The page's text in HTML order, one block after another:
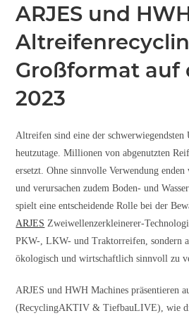
ARJES und
Großformat auf
2023
Altreifen sind eine der schwerwiegendsten
heutzutage. Millionen von abgenutzten
ersetzt. Ohne sinnvolle Verwendung
und verursachen zudem Boden- und
spielt eine entscheidende Rolle bei der
ARJES Zweiwellenzerkleinerer-
PKW-, LKW- und Traktorreifen, sondern
ökologisch und wirtschaftlich sinnvoll zu
ARJES und HWH Machines präsentieren
(RecyclingAKTIV & TiefbauLIVE), wie